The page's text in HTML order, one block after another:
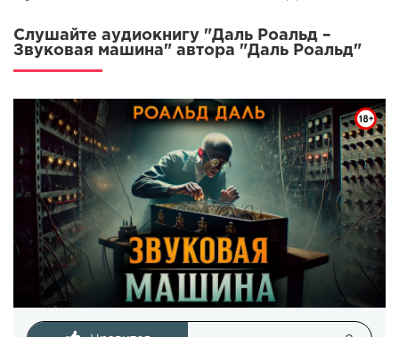
Слушайте аудиокнигу "Даль Роальд –
Звуковая машина" автора "Даль Роальд"